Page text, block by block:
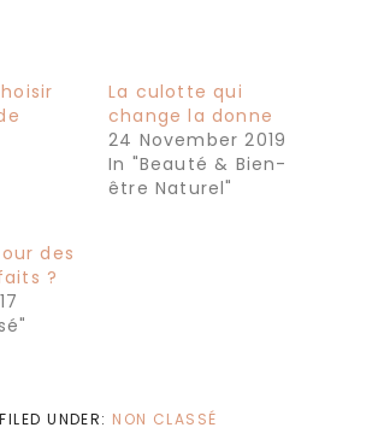
La culotte qui
change la donne
24 November 2019
In "Beauté & Bien-
être Naturel"
des
?
FILED UNDER: NON CLASSÉ